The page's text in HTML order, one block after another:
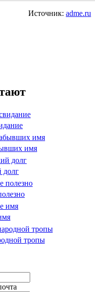
Источник: adme.ru
имя
долг
тропы